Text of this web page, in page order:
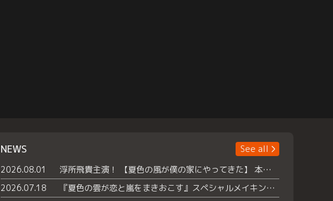
NEWS
See all
2026.08.01
浮所飛貴主演！ 【夏色の風が僕の家にやってきた】 本日よりテラサで独占配信スタート！
2026.07.18
『夏色の雲が恋と嵐をまきおこす』スペシャルメイキング 【Part1】2026年７月18日（土）23時30分～配信スタート！話題のシーンの裏側を大公開！豪華キャスト大集合！ 『武宮家 真夏の家族会議』開催！